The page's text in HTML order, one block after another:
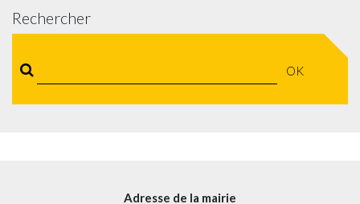
Rechercher
OK
Adresse de la mairie